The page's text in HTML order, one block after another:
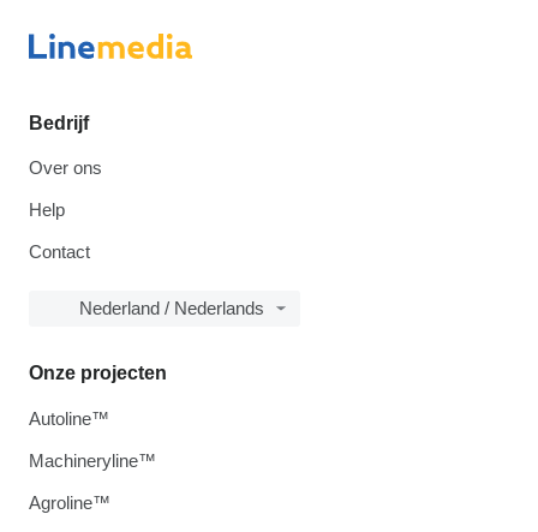
Bedrijf
Over ons
Help
Contact
Nederland / Nederlands
Onze projecten
Autoline™
Machineryline™
Agroline™